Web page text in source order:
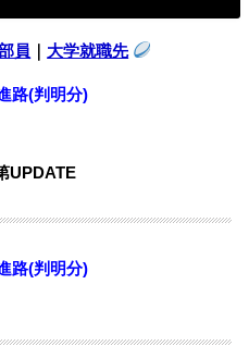
員 大学就職先
路(判明分)
UPDATE
路(判明分)